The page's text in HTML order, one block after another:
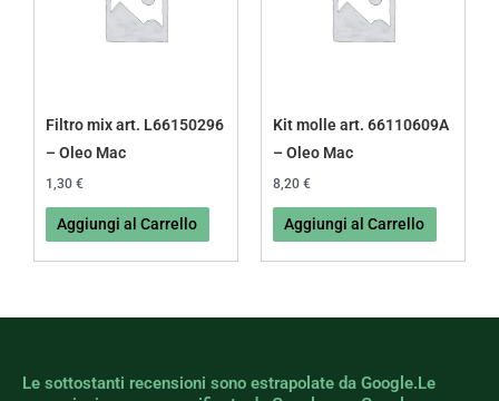
Filtro mix art. L66150296
– Oleo Mac
1,30 €
Aggiungi al Carrello
Kit molle art. 66110609A
– Oleo Mac
8,20 €
Aggiungi al Carrello
Le sottostanti recensioni sono estrapolate da Google.Le